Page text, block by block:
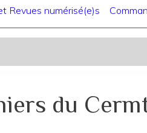
Revues numérisé(e)s
du